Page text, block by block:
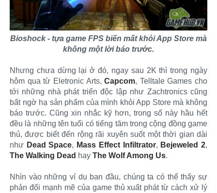
Bioshock - tựa game FPS biến mất khỏi App Store mà
không một lời báo trước.
Nhưng chưa dừng lại ở đó, ngay sau 2K thì trong ngày
hôm qua từ Eletronic Arts,Capcom, Telltale Games cho
tới những nhà phát triển độc lập như Zachtronics cũng
bất ngờ hạ sản phẩm của mình khỏi App Store mà không
báo trước. Cũng xin nhắc kỹ hơn, trong số này hầu hết
đều là những tên tuổi có tiếng tăm trong cộng đồng game
thủ, được biết đến rộng rãi xuyên suốt một thời gian dài
như Dead Space, Mass Effect Infiltrator, Bejeweled 2,
The Walking Dead hay The Wolf Among Us.
Nhìn vào những ví dụ ban đầu, chúng ta có thể thấy sự
phản đối mạnh mẽ của game thủ xuất phát từ cách xử lý